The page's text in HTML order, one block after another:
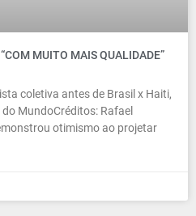
MUITO MAIS QUALIDADE”
coletiva antes de Brasil x Haiti,
MundoCréditos: Rafael
otimismo ao projetar